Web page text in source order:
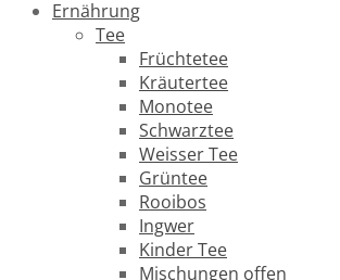
Ernährung
Tee
Früchtetee
Kräutertee
Monotee
Schwarztee
Weisser Tee
Grüntee
Rooibos
Ingwer
Kinder Tee
Mischungen offen